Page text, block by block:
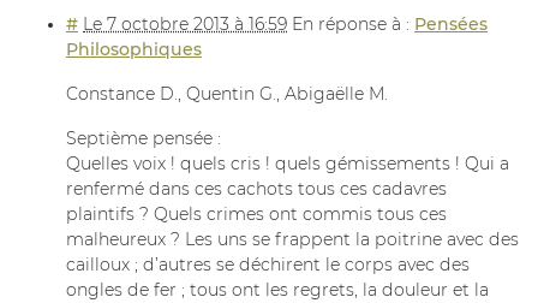
# Le 7 octobre 2013 à 16:59 En réponse à : Pensées
Philosophiques
Constance D., Quentin G., Abigaëlle M.
Septième pensée :
Quelles voix ! quels cris ! quels gémissements ! Qui a
renfermé dans ces cachots tous ces cadavres
plaintifs ? Quels crimes ont commis tous ces
malheureux ? Les uns se frappent la poitrine avec des
cailloux ; d’autres se déchirent le corps avec des
ongles de fer ; tous ont les regrets, la douleur et la